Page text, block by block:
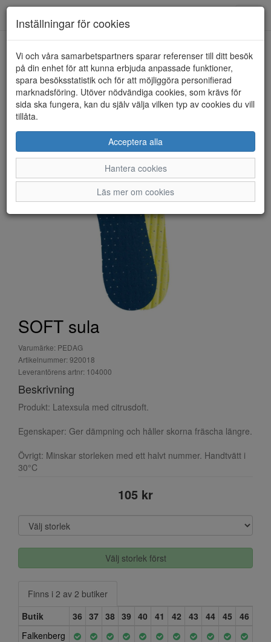
HEM PEDAG
SOFT sula
Varumärke: PEDAG
Artikelnummer: 920018
Leverantörens artnr: 104000
Beskrivning
Produkt: Latexsula med citrusdoft.
Egenskaper: Ger dämpning och håller skorna fräscha längre.
Övrigt: Minskar storleken med ett halvt nummer. Handtvätt i
30°C
105 kr
Välj storlek först
Finns i 2 av 2 butiker
Butik
36 37 38 39 40 41 42 43 44 45
46
Falkenberg
Inställningar för cookies
Vi och våra samarbetspartners sparar referenser till ditt besök
på din enhet för att kunna erbjuda anpassade funktioner,
spara besöksstatistik och för att möjliggöra personifierad
marknadsföring. Utöver nödvändiga cookies, som krävs för
sida ska fungera, kan du själv välja vilken typ av cookies du vill
tillåta.
Acceptera alla
Hantera cookies
Läs mer om cookies